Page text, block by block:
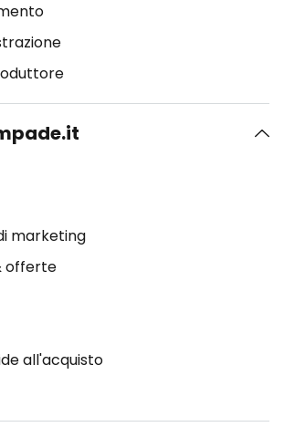
marketing
offerte
all'acquisto